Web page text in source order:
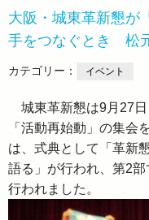
大阪・城東革新懇が
手をつなぐとき 松
カテゴリー： イベント
城東革新懇は9月27日
「活動再始動」の集会
は、式典として「革新
語る」が行われ、第2
行われました。